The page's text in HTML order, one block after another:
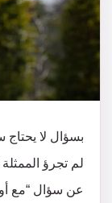
بسؤال لا يحتاج
لم تجرؤ الممثلة
عن سؤال “مع